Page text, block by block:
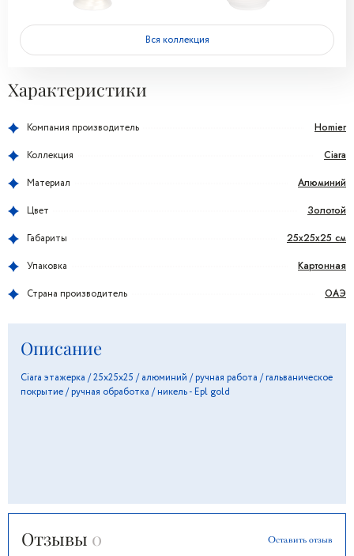
Вся коллекция
Характеристики
Компания производитель Homier
Коллекция Ciara
Материал Алюминий
Цвет Золотой
Габариты 25x25x25 см
Упаковка Картонная
Страна производитель ОАЭ
Описание
Ciara этажерка / 25х25х25 / алюминий / ручная работа / гальваническое
покрытие / ручная обработка / никель - Epl gold
Отзывы 0 Оставить отзыв